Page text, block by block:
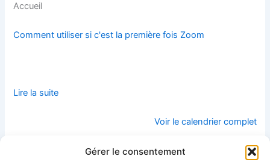
Gérer le consentement
Accueil
Comment utiliser si c'est la première fois Zoom
Lire la suite
Voir le calendrier complet